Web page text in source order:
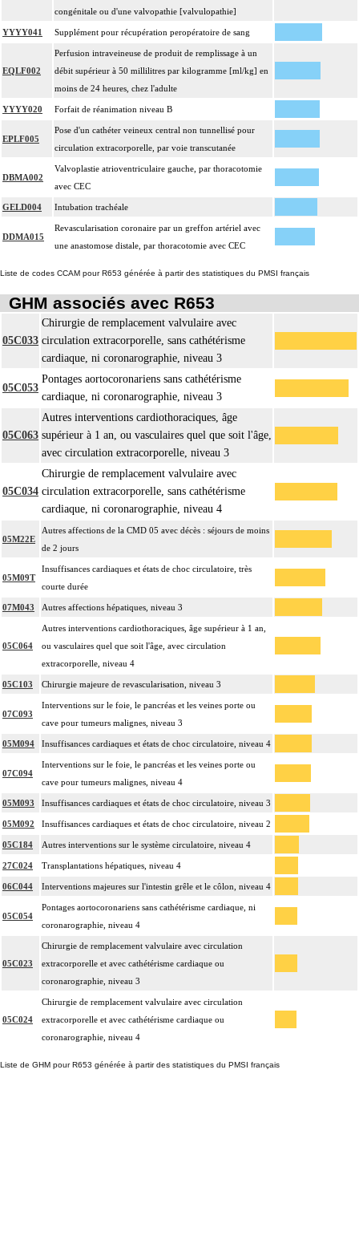
congénitale ou d'une valvopathie [valvulopathie]
YYYY041 Supplément pour récupération peropératoire de sang
EQLF002
Perfusion intraveineuse de produit de remplissage à un
débit supérieur à 50 millilitres par kilogramme [ml/kg] en
moins de 24 heures, chez l'adulte
YYYY020 Forfait de réanimation niveau B
EPLF005
Pose d'un cathéter veineux central non tunnellisé pour
circulation extracorporelle, par voie transcutanée
DBMA002
Valvoplastie atrioventriculaire gauche, par thoracotomie
avec CEC
GELD004 Intubation trachéale
DDMA015
Revascularisation coronaire par un greffon artériel avec
une anastomose distale, par thoracotomie avec CEC
Liste de codes CCAM pour R653 générée à partir des statistiques du PMSI français
GHM associés avec R653
05C033
Chirurgie de remplacement valvulaire avec
circulation extracorporelle, sans cathétérisme
cardiaque, ni coronarographie, niveau 3
05C053
Pontages aortocoronariens sans cathétérisme
cardiaque, ni coronarographie, niveau 3
05C063
Autres interventions cardiothoraciques, âge
supérieur à 1 an, ou vasculaires quel que soit l'âge,
avec circulation extracorporelle, niveau 3
05C034
Chirurgie de remplacement valvulaire avec
circulation extracorporelle, sans cathétérisme
cardiaque, ni coronarographie, niveau 4
05M22E
Autres affections de la CMD 05 avec décès : séjours de moins
de 2 jours
05M09T
Insuffisances cardiaques et états de choc circulatoire, très
courte durée
07M043 Autres affections hépatiques, niveau 3
05C064
Autres interventions cardiothoraciques, âge supérieur à 1 an,
ou vasculaires quel que soit l'âge, avec circulation
extracorporelle, niveau 4
05C103 Chirurgie majeure de revascularisation, niveau 3
07C093
Interventions sur le foie, le pancréas et les veines porte ou
cave pour tumeurs malignes, niveau 3
05M094 Insuffisances cardiaques et états de choc circulatoire, niveau 4
07C094
Interventions sur le foie, le pancréas et les veines porte ou
cave pour tumeurs malignes, niveau 4
05M093 Insuffisances cardiaques et états de choc circulatoire, niveau 3
05M092 Insuffisances cardiaques et états de choc circulatoire, niveau 2
05C184 Autres interventions sur le système circulatoire, niveau 4
27C024 Transplantations hépatiques, niveau 4
06C044 Interventions majeures sur l'intestin grêle et le côlon, niveau 4
05C054
Pontages aortocoronariens sans cathétérisme cardiaque, ni
coronarographie, niveau 4
05C023
Chirurgie de remplacement valvulaire avec circulation
extracorporelle et avec cathétérisme cardiaque ou
coronarographie, niveau 3
05C024
Chirurgie de remplacement valvulaire avec circulation
extracorporelle et avec cathétérisme cardiaque ou
coronarographie, niveau 4
Liste de GHM pour R653 générée à partir des statistiques du PMSI français